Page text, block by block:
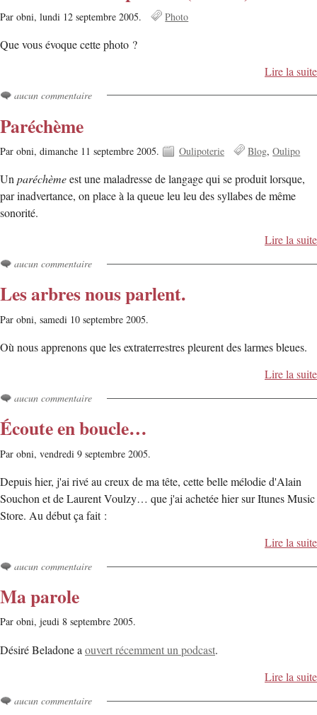
Par obni, lundi 12 septembre 2005. Photo
Que vous évoque cette photo ?
Lire la suite
aucun commentaire
Paréchème
Par obni, dimanche 11 septembre 2005. Oulipoterie Blog Oulipo
Unparéchèmeest une maladresse de langage qui se produit lorsque,
par inadvertance, on place à la queue leu leu des syllabes de même
sonorité.
Lire la suite
aucun commentaire
Les arbres nous parlent.
Par obni, samedi 10 septembre 2005.
Où nous apprenons que les extraterrestres pleurent des larmes bleues.
Lire la suite
aucun commentaire
Écoute en boucle…
Par obni, vendredi 9 septembre 2005.
Depuis hier, j'ai rivé au creux de ma tête, cette belle mélodie d'Alain
Souchon et de Laurent Voulzy… que j'ai achetée hier sur Itunes Music
Store. Au début ça fait :
Lire la suite
aucun commentaire
Ma parole
Par obni, jeudi 8 septembre 2005.
Désiré Beladone aouvert récemment un podcast.
Lire la suite
aucun commentaire